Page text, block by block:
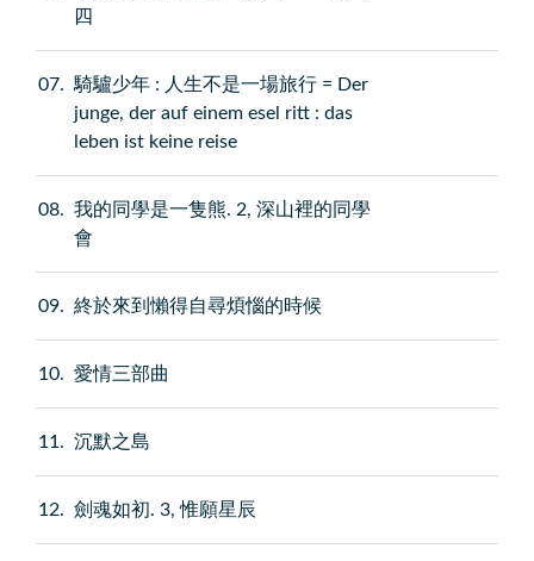
四
07
騎驢少年 : 人生不是一場旅行 = Der
junge, der auf einem esel ritt : das
leben ist keine reise
08
我的同學是一隻熊. 2, 深山裡的同學
會
09 終於來到懶得自尋煩惱的時候
10 愛情三部曲
11 沉默之島
12 劍魂如初. 3, 惟願星辰